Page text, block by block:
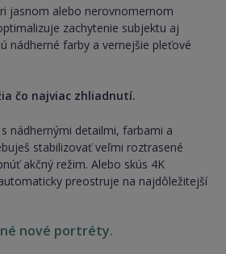
jasnom alebo nerovnomernom
zachytenie subjektu aj
nádherné farby a vernejšie pleťové
čo najviac zhliadnutí.
nádhernými detailmi, farbami a
stabilizovať veľmi roztrasené
akčný režim. Alebo skús 4K
preostruje na najdôležitejší
nové portréty.